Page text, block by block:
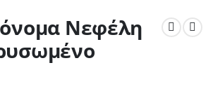
Νεφέλη